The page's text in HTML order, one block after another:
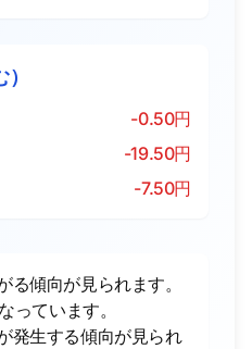
-0.50円
-19.50円
-7.50円
傾向が見られます。
っています。
発生する傾向が見られ